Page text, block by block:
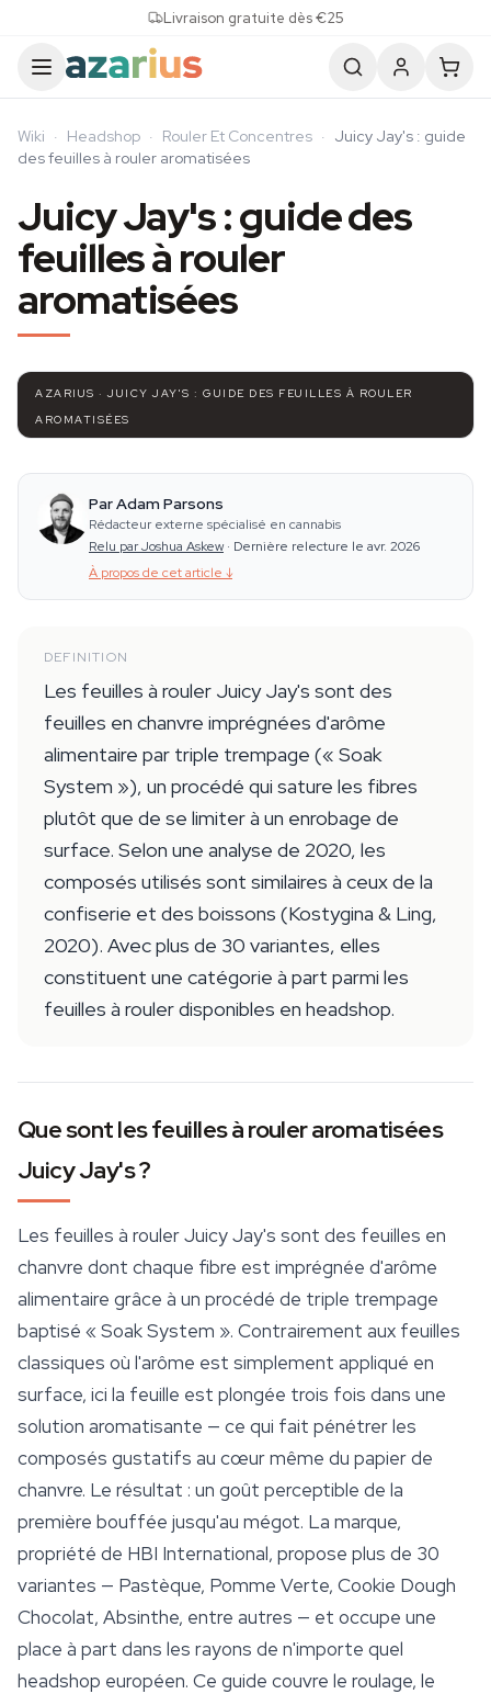
Livraison gratuite dès €25
Wiki · Headshop · Rouler Et Concentres · Juicy Jay's : guide
des feuilles à rouler aromatisées
Juicy Jay's : guide des
feuilles à rouler
aromatisées
AZARIUS · JUICY JAY'S : GUIDE DES FEUILLES À ROULER
AROMATISÉES
Par Adam Parsons
Rédacteur externe spécialisé en cannabis
Relu par Joshua Askew · Dernière relecture le avr. 2026
À propos de cet article ↓
DEFINITION
Les feuilles à rouler Juicy Jay's sont des
feuilles en chanvre imprégnées d'arôme
alimentaire par triple trempage (« Soak
System »), un procédé qui sature les fibres
plutôt que de se limiter à un enrobage de
surface. Selon une analyse de 2020, les
composés utilisés sont similaires à ceux de la
confiserie et des boissons (Kostygina & Ling,
2020). Avec plus de 30 variantes, elles
constituent une catégorie à part parmi les
feuilles à rouler disponibles en headshop.
Que sont les feuilles à rouler aromatisées
Juicy Jay's ?
Les feuilles à rouler Juicy Jay's sont des feuilles en
chanvre dont chaque fibre est imprégnée d'arôme
alimentaire grâce à un procédé de triple trempage
baptisé « Soak System ». Contrairement aux feuilles
classiques où l'arôme est simplement appliqué en
surface, ici la feuille est plongée trois fois dans une
solution aromatisante — ce qui fait pénétrer les
composés gustatifs au cœur même du papier de
chanvre. Le résultat : un goût perceptible de la
première bouffée jusqu'au mégot. La marque,
propriété de HBI International, propose plus de 30
variantes — Pastèque, Pomme Verte, Cookie Dough
Chocolat, Absinthe, entre autres — et occupe une
place à part dans les rayons de n'importe quel
headshop européen. Ce guide couvre le roulage, le